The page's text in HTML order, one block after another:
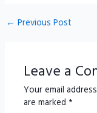
← Previous Post
Leave a
Your email
are marked *